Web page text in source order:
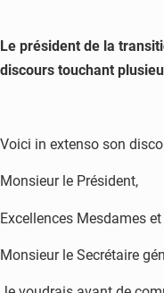
Le président de la
discours touchant
Voici in extenso son
Monsieur le Président,
Excellences Mesdames
Monsieur le Secrétaire